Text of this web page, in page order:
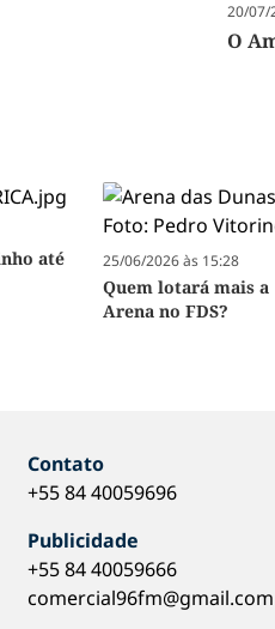
20/07/
O
até
25/06/2026 às 15:28
Quem lotará mais a
Arena no FDS?
Contato
+55 84 40059696
Publicidade
+55 84 40059666
comercial96fm@gmail.com